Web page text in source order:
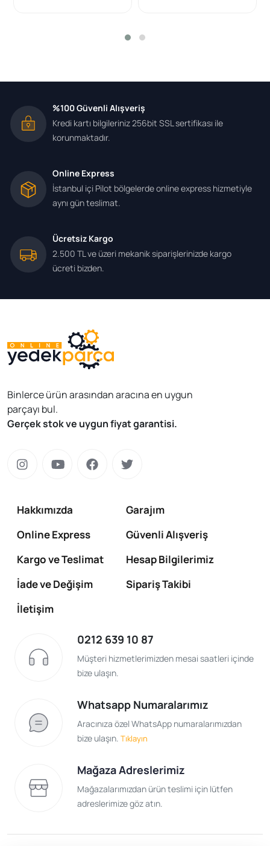
%100 Güvenli Alışveriş
Kredi kartı bilgileriniz 256bit SSL sertifikası ile
korunmaktadır.
Online Express
İstanbul içi Pilot bölgelerde online express hizmetiyle
aynı gün teslimat.
Ücretsiz Kargo
2.500 TL ve üzeri mekanik siparişlerinizde kargo
ücreti bizden.
Binlerce ürün arasından aracına en uygun
parçayı bul.
Gerçek stok ve uygun fiyat garantisi.
Hakkımızda
Garajım
Online Express
Güvenli Alışveriş
Kargo ve Teslimat
Hesap Bilgilerimiz
İade ve Değişim
Sipariş Takibi
İletişim
0212 639 10 87
Müşteri hizmetlerimizden mesai saatleri içinde
bize ulaşın.
Whatsapp Numaralarımız
Aracınıza özel WhatsApp numaralarımızdan
bize ulaşın. Tıklayın
Mağaza Adreslerimiz
Mağazalarımızdan ürün teslimi için lütfen
adreslerimize göz atın.